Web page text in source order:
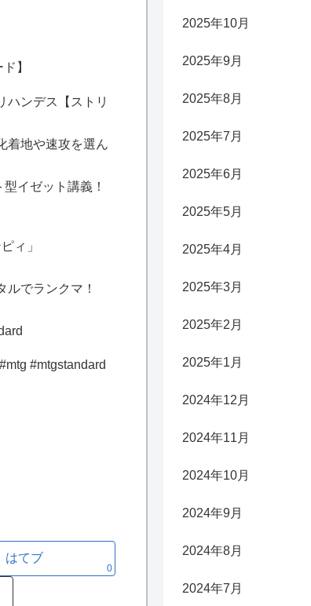
】
ハンデス【ストリ
着地や速攻を選ん
イゼット講義！
ィ」
ルでランクマ！
#mtg #mtgstandard
はてブ
0
2025年10月
2025年9月
2025年8月
2025年7月
2025年6月
2025年5月
2025年4月
2025年3月
2025年2月
2025年1月
2024年12月
2024年11月
2024年10月
2024年9月
2024年8月
2024年7月